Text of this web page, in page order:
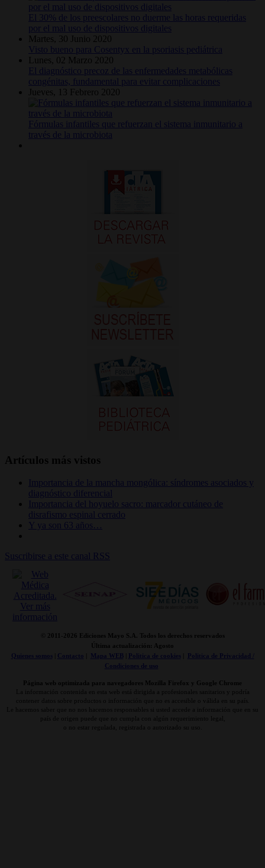
El 30% de los preescolares no duerme las horas requeridas
por el mal uso de dispositivos digitales
Martes, 30 Junio 2020
Visto bueno para Cosentyx en la psoriasis pediátrica
Lunes, 02 Marzo 2020
El diagnóstico precoz de las enfermedades metabólicas
congénitas, fundamental para evitar complicaciones
Jueves, 13 Febrero 2020
Fórmulas infantiles que refuerzan el sistema inmunitario a
través de la microbiota
Artículos más vistos
Importancia de la mancha mongólica: síndromes asociados y
diagnóstico diferencial
Importancia del hoyuelo sacro: marcador cutáneo de
disrafismo espinal cerrado
Y ya son 63 años…
Suscribirse a este canal RSS
© 2011-2026 Ediciones Mayo S.A. Todos los derechos reservados
Última actualización: Agosto
Quienes somos| Contacto Mapa WEB Politica de cookies|
Politica de Privacidad /
Condiciones de uso
Página web optimizada para navegadores Mozilla Firefox y Google Chrome
La información contenida en esta web está dirigida a profesionales sanitarios y podría
contener datos sobre productos o información que no es accesible o válida en su país.
Le hacemos saber que no nos hacemos responsables si usted accede a información que en su
país de origen puede que no cumpla con algún requerimiento legal,
o no estar regulada, registrada o autorizado su uso.